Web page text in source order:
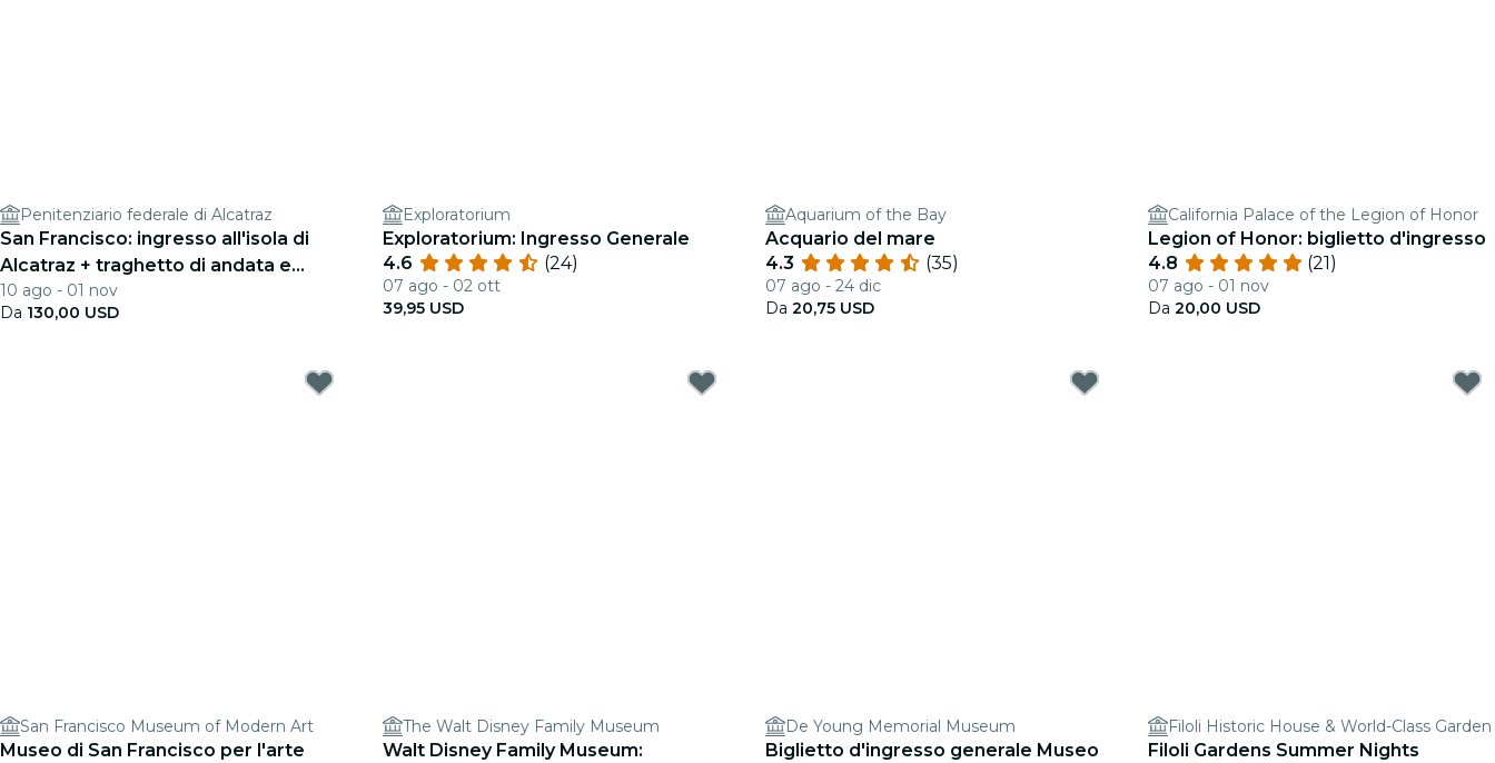
Penitenziario federale di Alcatraz
San Francisco: ingresso all'isola di
Alcatraz + traghetto di andata e
ritorno
10 ago - 01 nov
Da 130,00 USD
Exploratorium
Exploratorium: Ingresso Generale
4.6
(24)
07 ago - 02 ott
39,95 USD
Aquarium of the Bay
Acquario del mare
4.3
(35)
07 ago - 24 dic
Da 20,75 USD
California Palace of the Legion of Honor
Legion of Honor: biglietto d'ingresso
4.8
(21)
07 ago - 01 nov
Da 20,00 USD
San Francisco Museum of Modern Art
Museo di San Francisco per l'arte
The Walt Disney Family Museum
Walt Disney Family Museum:
De Young Memorial Museum
Biglietto d'ingresso generale Museo
Filoli Historic House & World-Class Garden
Filoli Gardens Summer Nights